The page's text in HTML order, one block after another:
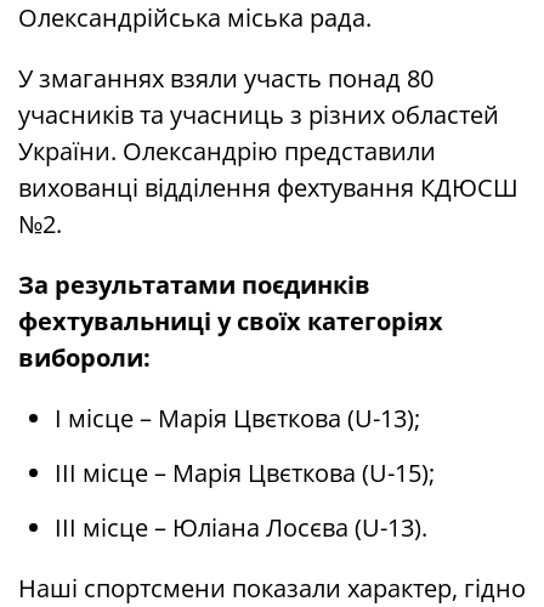
Олександрійська міська рада.
У змаганнях взяли участь понад 80
учасників та учасниць з різних областей
України. Олександрію представили
вихованці відділення фехтування КДЮСШ
№2.
За результатами поєдинків
фехтувальниці у своїх категоріях
вибороли:
І місце – Марія Цвєткова (U-13);
ІІІ місце – Марія Цвєткова (U-15);
ІІІ місце – Юліана Лосєва (U-13).
Наші спортсмени показали характер, гідно